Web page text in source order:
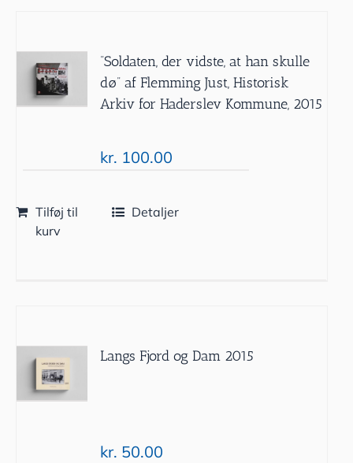
”Soldaten, der vidste, at han skulle
dø” af Flemming Just, Historisk
Arkiv for Haderslev Kommune, 2015
kr. 100.00
Tilføj til
kurv
Detaljer
Langs Fjord og Dam 2015
kr. 50.00